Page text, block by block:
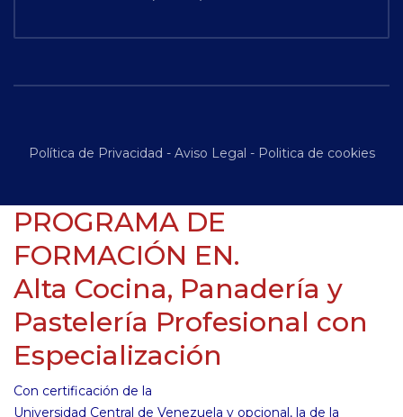
Política de Privacidad - Aviso Legal - Politica de cookies
PROGRAMA DE
FORMACIÓN EN.
Alta Cocina, Panadería y
Pastelería Profesional con
Especialización
Con certificación de la
Universidad Central de Venezuela y opcional, la de la